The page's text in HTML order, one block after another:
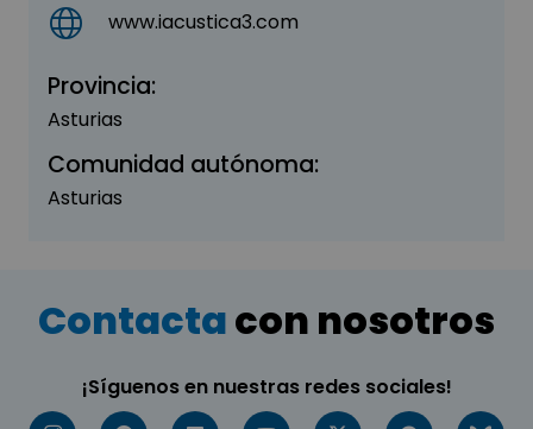
www.iacustica3.com
Provincia:
Asturias
Comunidad autónoma:
Asturias
Contactacon nosotros
¡Síguenos en nuestras redes sociales!